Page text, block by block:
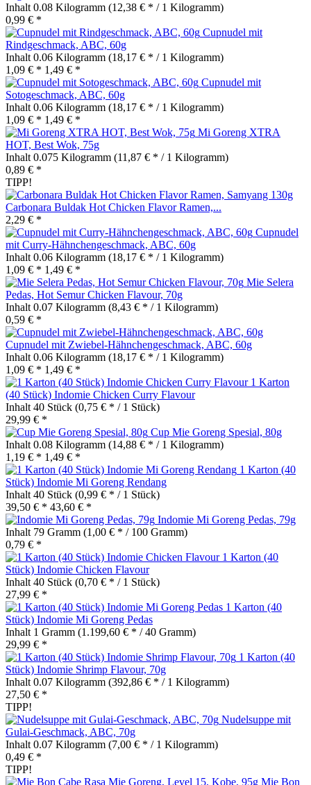
Inhalt 0.08 Kilogramm (12,38 € * / 1 Kilogramm)
0,99 € *
Cupnudel mit
Rindgeschmack, ABC, 60g
Inhalt 0.06 Kilogramm (18,17 € * / 1 Kilogramm)
1,09 € * 1,49 € *
Cupnudel mit
Sotogeschmack, ABC, 60g
Inhalt 0.06 Kilogramm (18,17 € * / 1 Kilogramm)
1,09 € * 1,49 € *
Mi Goreng XTRA
HOT, Best Wok, 75g
Inhalt 0.075 Kilogramm (11,87 € * / 1 Kilogramm)
0,89 € *
TIPP!
Carbonara Buldak Hot Chicken Flavor Ramen,...
2,29 € *
Cupnudel
mit Curry-Hähnchengeschmack, ABC, 60g
Inhalt 0.06 Kilogramm (18,17 € * / 1 Kilogramm)
1,09 € * 1,49 € *
Mie Selera
Pedas, Hot Semur Chicken Flavour, 70g
Inhalt 0.07 Kilogramm (8,43 € * / 1 Kilogramm)
0,59 € *
Cupnudel mit Zwiebel-Hähnchengeschmack, ABC, 60g
Inhalt 0.06 Kilogramm (18,17 € * / 1 Kilogramm)
1,09 € * 1,49 € *
1 Karton
(40 Stück) Indomie Chicken Curry Flavour
Inhalt 40 Stück (0,75 € * / 1 Stück)
29,99 € *
Cup Mie Goreng Spesial, 80g
Inhalt 0.08 Kilogramm (14,88 € * / 1 Kilogramm)
1,19 € * 1,49 € *
1 Karton (40
Stück) Indomie Mi Goreng Rendang
Inhalt 40 Stück (0,99 € * / 1 Stück)
39,50 € * 43,60 € *
Indomie Mi Goreng Pedas, 79g
Inhalt 79 Gramm (1,00 € * / 100 Gramm)
0,79 € *
1 Karton (40
Stück) Indomie Chicken Flavour
Inhalt 40 Stück (0,70 € * / 1 Stück)
27,99 € *
1 Karton (40
Stück) Indomie Mi Goreng Pedas
Inhalt 1 Gramm (1.199,60 € * / 40 Gramm)
29,99 € *
1 Karton (40
Stück) Indomie Shrimp Flavour, 70g
Inhalt 0.07 Kilogramm (392,86 € * / 1 Kilogramm)
27,50 € *
TIPP!
Nudelsuppe mit
Gulai-Geschmack, ABC, 70g
Inhalt 0.07 Kilogramm (7,00 € * / 1 Kilogramm)
0,49 € *
TIPP!
Mie Bon